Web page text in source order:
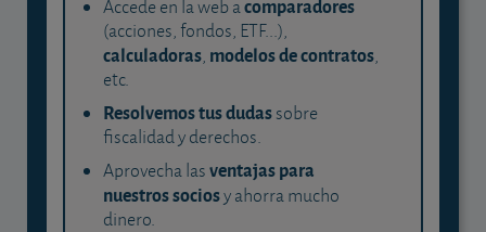
Accede en la web acomparadores
(acciones, fondos, ETF...),
calculadoras, modelos de contratos,
etc.
Resolvemos tus dudassobre
fiscalidad y derechos.
Aprovecha lasventajas para
nuestros sociosy ahorra mucho
dinero.